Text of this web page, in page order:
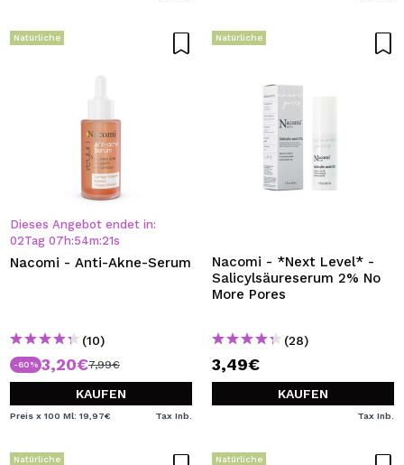
Natürliche
Dieses Angebot endet in:
02Tag 07 h:54m:20s
Nacomi - Anti-Akne-Serum
(10)
-60% 3,20€7,99€
KAUFEN
Preis x 100 Ml: 19,97€ Tax Inb.
Natürliche
Nacomi - *Next Level* -
Salicylsäureserum 2% No
More Pores
(28)
3,49€
KAUFEN
Tax Inb.
Natürliche Natürliche